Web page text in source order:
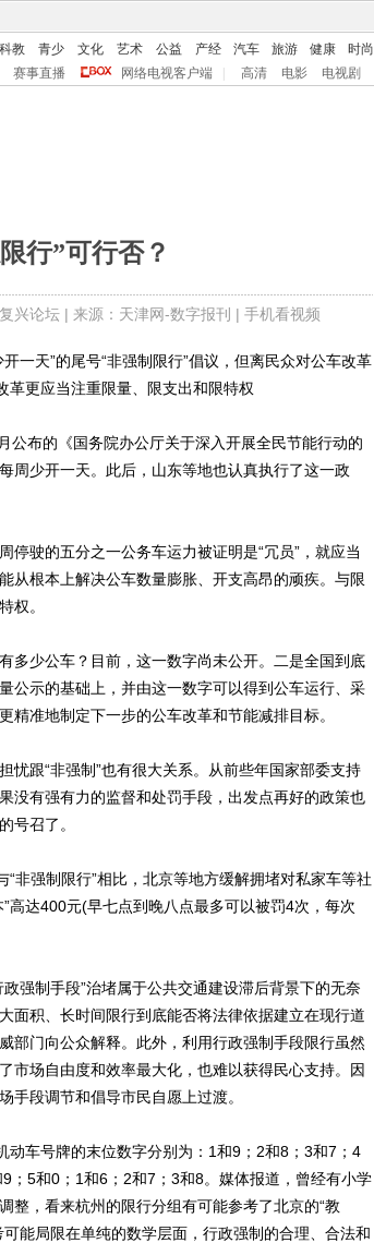
科教 青少 文化 艺术 公益 产经 汽车 旅游 健康 时尚
赛事直播 网络电视客户端 高清 电影 电视剧
行”可行否？
兴论坛 | 来源：天津网-数字报刊 | 手机看视频
天”的尾号“非强制限行”倡议，但离民众对公车改革
革更应当注重限量、限支出和限特权
布的《国务院办公厅关于深入开展全民节能行动的
周少开一天。此后，山东等地也认真执行了这一政
驶的五分之一公务车运力被证明是“冗员”，就应当
从根本上解决公车数量膨胀、开支高昂的顽疾。与限
权。
少公车？目前，这一数字尚未公开。二是全国到底
公示的基础上，并由这一数字可以得到公车运行、采
准地制定下一步的公车改革和节能减排目标。
跟“非强制”也有很大关系。从前些年国家部委支持
没有强有力的监督和处罚手段，出发点再好的政策也
号召了。
强制限行”相比，北京等地方缓解拥堵对私家车等社
高达400元(早七点到晚八点最多可以被罚4次，每次
制手段”治堵属于公共交通建设滞后背景下的无奈
面积、长时间限行到底能否将法律依据建立在现行道
部门向公众解释。此外，利用行政强制手段限行虽然
市场自由度和效率最大化，也难以获得民心支持。因
手段调节和倡导市民自愿上过渡。
车号牌的末位数字分别为：1和9；2和8；3和7；4
；5和0；1和6；2和7；3和8。媒体报道，曾经有小学
整，看来杭州的限行分组有可能参考了北京的“教
能局限在单纯的数学层面，行政强制的合理、合法和